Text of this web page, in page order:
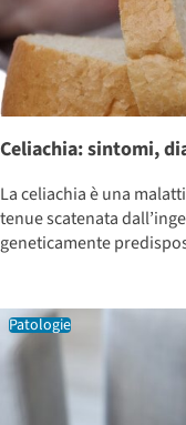
Celiachia: sintomi,
La celiachia è una
tenue scatenata
geneticamente
Patologie